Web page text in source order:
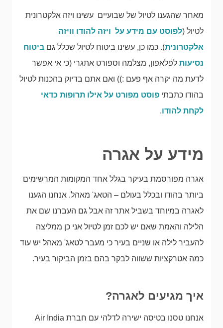
מאחר שהגענו לטיול של שבועיים עשינו ויזה אלקטרונית
לטיול (לפוסט עם מידע על ויזה להודו וויזה
אלקטרונית). כמו כן, עשינו ביטוח לטיול שכלל גם ביטוח
נסיעות לפלאפון, מצלמה וספורט אתגרי (כי אי אפשר
לדעת מה יקרה אף פעם :)) ואם אתם בדיוק בהכנות לטיול
בהודו כתבתי פוסט מפורט על אילו תרופות כדאי
לקחת להודו.
מידע על אגרה
אגרה מפורסמת בעיקר בגלל אחד המקומות המרשימים
ביותר בהודו ובכלל בעולם – הטאג' מאהל. אנחנו הגענו
לאגרה במיוחד בשביל אתר זה אבל גם העברנו שם את
הלילה והאמת שאם יש לכם זמן לטיול אני כן ממליצה
להעביר לילה או שניים בעיר כי מעבר לטאג' מאהל יש עוד
כמה אטרקציות ששווה לבקר בהם בזמן הביקור בעיר.
איך מגיעים לאגרה?
אנחנו טסנו בטיסה ישירה לדלהי עם חברת Air India